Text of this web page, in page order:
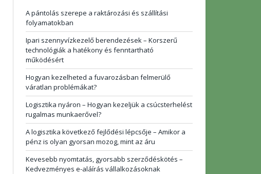
A pántolás szerepe a raktározási és szállítási
folyamatokban
Ipari szennyvízkezelő berendezések – Korszerű
technológiák a hatékony és fenntartható
működésért
Hogyan kezelheted a fuvarozásban felmerülő
váratlan problémákat?
Logisztika nyáron – Hogyan kezeljük a csúcsterhelést
rugalmas munkaerővel?
A logisztika következő fejlődési lépcsője – Amikor a
pénz is olyan gyorsan mozog, mint az áru
Kevesebb nyomtatás, gyorsabb szerződéskötés –
Kedvezményes e-aláírás vállalkozásoknak